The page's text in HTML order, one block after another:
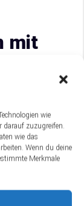
wie
darauf zuzugreifen.
wie das
Wenn du deine
Merkmale
mit
im